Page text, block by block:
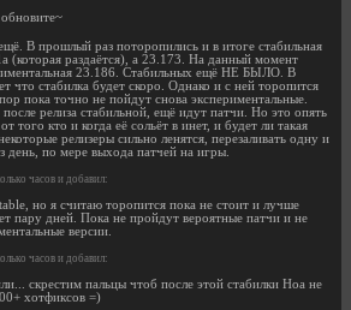
В прошлый раз поторопились и в итоге стабильная
(которая раздаётся), а 23.173. На данный момент
23.186. Стабильных ещё НЕ БЫЛО. В
что стабилка будет скоро. Однако и с ней торопится
пока точно не пойдут снова экспериментальные.
релиза стабильной, ещё идут патчи. Но это опять
того кто и когда её сольёт в инет, и будет ли такая
релизеры сильно ленятся, перезаливать одну и
день, по мере выхода патчей на игры.
часов и добавил:
но я считаю торопится пока не стоит и лучше
пару дней. Пока не пройдут вероятные патчи и не
версии.
часов и добавил:
скрестим пальцы чтоб после этой стабилки Ноа не
хотфиксов =)